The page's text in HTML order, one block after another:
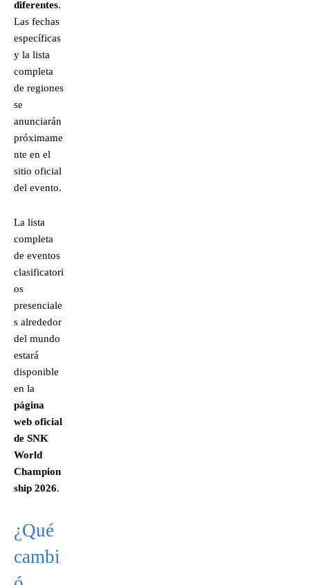
diferentes.
Las fechas
específicas
y la lista
completa
de regiones
se
anunciarán
próximame
nte en el
sitio oficial
del evento.
La lista
completa
de eventos
clasificatori
os
presenciale
s alrededor
del mundo
estará
disponible
en la
página
web oficial
de SNK
World
Champion
ship 2026.
¿Qué
cambi